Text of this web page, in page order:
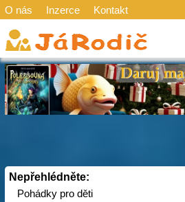
O nás Inzerce Kontakt
Nepřehlédněte:
Pohádky pro děti